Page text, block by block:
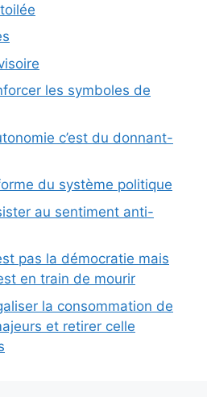
les symboles de
c’est du donnant-
du système politique
au sentiment anti-
pas la démocratie mais
en train de mourir
la consommation de
et retirer celle